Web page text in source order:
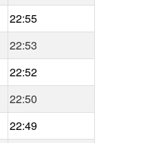
22:55
22:53
22:52
22:50
22:49